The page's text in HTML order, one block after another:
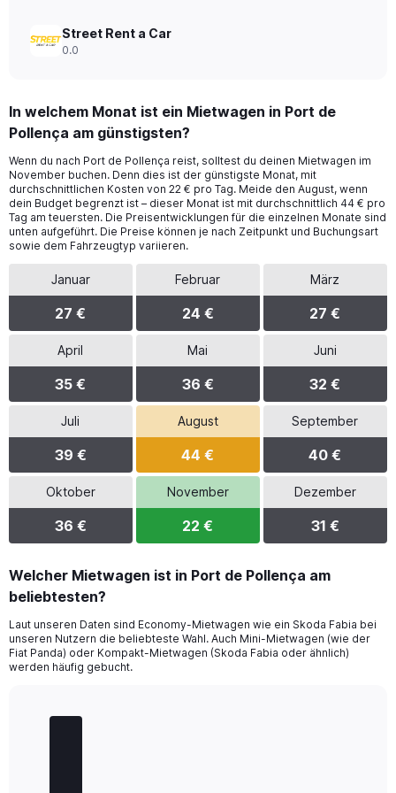
Street Rent a Car
0.0
In welchem Monat ist ein Mietwagen in Port de
Pollença am günstigsten?
Wenn du nach Port de Pollença reist, solltest du deinen Mietwagen im
November buchen. Denn dies ist der günstigste Monat, mit
durchschnittlichen Kosten von 22 € pro Tag. Meide den August, wenn
dein Budget begrenzt ist – dieser Monat ist mit durchschnittlich 44 € pro
Tag am teuersten. Die Preisentwicklungen für die einzelnen Monate sind
unten aufgeführt. Die Preise können je nach Zeitpunkt und Buchungsart
sowie dem Fahrzeugtyp variieren.
Januar
27 €
Februar
24 €
März
27 €
April
35 €
Mai
36 €
Juni
32 €
Juli
39 €
August
44 €
September
40 €
Oktober
36 €
November
22 €
Dezember
31 €
Welcher Mietwagen ist in Port de Pollença am
beliebtesten?
Laut unseren Daten sind Economy-Mietwagen wie ein Skoda Fabia bei
unseren Nutzern die beliebteste Wahl. Auch Mini-Mietwagen (wie der
Fiat Panda) oder Kompakt-Mietwagen (Skoda Fabia oder ähnlich)
werden häufig gebucht.